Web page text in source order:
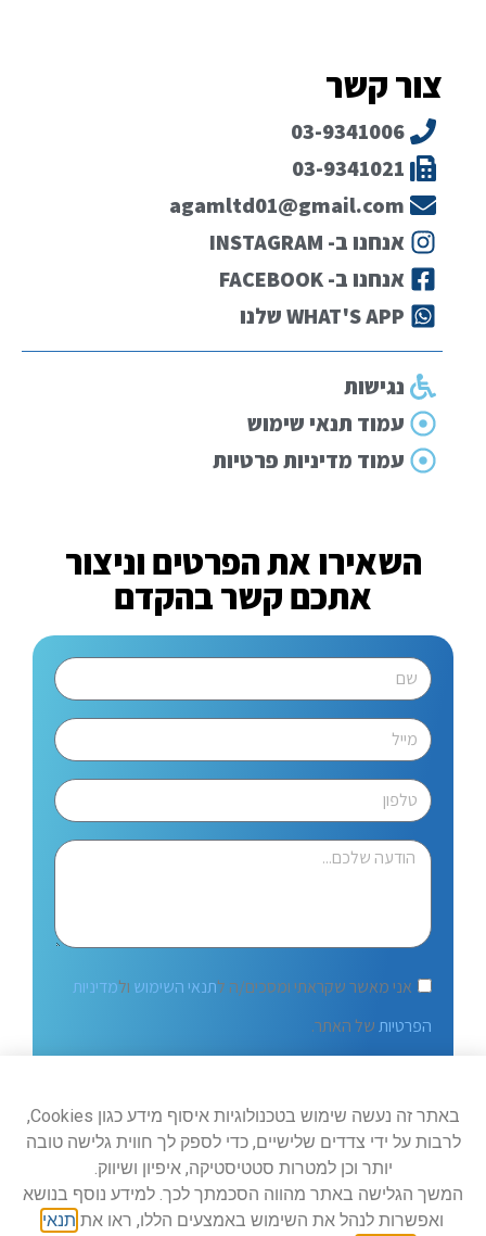
צור קשר
03-9341006
03-9341021
agamltd01@gmail.com
אנחנו ב- INSTAGRAM
אנחנו ב- FACEBOOK
WHAT'S APP שלנו
נגישות
עמוד תנאי שימוש
עמוד מדיניות פרטיות
השאירו את הפרטים וניצור
אתכם קשר בהקדם
אני מאשר שקראתי ומסכים/ה לתנאי השימוש ולמדיניות
הפרטיותשל האתר.
באתר זה נעשה שימוש בטכנולוגיות איסוף מידע כגון Cookies,
לרבות על ידי צדדים שלישיים, כדי לספק לך חווית גלישה טובה
יותר וכן למטרות סטטיסטיקה, איפיון ושיווק.
המשך הגלישה באתר מהווה הסכמתך לכך. למידע נוסף בנושא
ואפשרות לנהל את השימוש באמצעים הללו, ראו את תנאי